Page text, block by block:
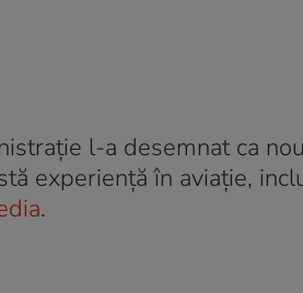
l-a desemnat ca
experiență în aviație,
.